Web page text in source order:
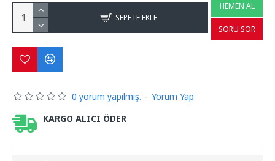
KARGO ALICI ÖDER
0 yorum yapılmış. - Yorum Yap
SEPETE EKLE
HEMEN AL
SORU SOR